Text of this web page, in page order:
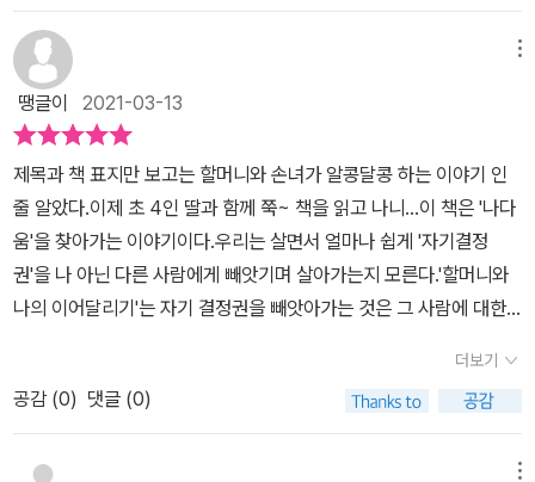
보고준호라는 친구가 ‘모나리자’라고 놀립니다.이 때 혜지 입장에서
조차 조금 과잉반응을 하는 것처럼 보이는초아가 준호에게 날카롭게
경고합니다.화장을 하건 말건 혜지 마음이라고요. 저도 여기까진 뭐
남학생들이 흔히 하는짓궂은 놀림 정도로 생각했는데요.하지만 준호
는 이전에도 집요하게 또래 여학생들에게 “여자는 화장을 하는 게 예
의”라는논리를 펼쳐 왔다고 합니다. 음.. 사실 저 역시 여기까지만 해
도가정교육 잘 못 받은 아이네!4,50대 꼰대 아저씨들이나 읊어댈 듯
한말을 초등학교 5학년 학생이 말하다니!이 정도로 생각하고 말았던
것 같아요.그만큼 저도 무디었던 것 같습니다.저 역시도 스스로 ‘최소
한의 화장은 예의’라고생각하기도 하는 것도 한 몫 했을 겁니다.그게
를 하지 않으면 자기 관리에 소홀하다는자기 비하를 하게 만드는 사
머니와 나의 이어달리기,폭력이라는 말에 더 깊이 이해하면서준호가
혜지에게 한 일들도 폭력이라 할 수 있기에우리가 모르고 지나가는
폭력들, 더 많은 생각을 낳게 해주네요. 혜지에 아빠에 모
습도 부모로서 다시금 생각해보게 했던 부분인데요.우리가 살아가면
서 불리함을 경험하게 될 수도 있는데,그럴 때마다 어떤 지혜가 필요
하게 될까요? 우리아이들에게 물려주고 싶지 않지만, 현실은 그렇지
못한 것이 늘 안타깝네요.혜지의 할머니와 엄마가 겪었던 일, 그리고
혜지에 일들을 차근히 살펴보게 되는데,가족을 위해서 희생을 해야만
했던 할머니 세대에 대한 이야기들을 지금에 우리 아이들이 어떻게
간이 많이 흘렀다해도 변하지 않고 지속되는 이유에 대해서도 함께
나누는 시간을 갖게 되었네요.학교생활에서도 어려움이 많이 일어나
게 되는데,혼자만에 일들이라고 고민하지 않고 서로 나누며 힘든 부
분에 대해서 위로와 용기를 받을 수 있는 시간으로뜻깊은 책이 되어
니와나의이어달리기할머니와 나의 이어달리기 책 속에는 할머니, 어
머니, 나로 이어지는 여성으로서의 삶, '여자는 이래야 한다.'라는 고
정관념이 폭력일 수 있다는 것을 소설 속 주인공인 혜지의 시선으로
남자친구들의 문제행동을 통해 사건 사고를 겪으며 과거에도 현재에
도 문제가 이어지고 있음을, 혜지가 사건을 해결하는 과정을 통해 어
른들을 이해하고 가족들이 화해하며 가족으로서 서로를 보듬는 이야
기들이 이어지고 있었다.사회에 만연한 여성비하, 언어폭력 등에 대
해서도 아이들과 서로 대화해보며 대처할 부분들에 대해서도 어렸을
때부터 이야기 해보기 좋은 책인 것 같습니다. 똑바로 마주할 수 있는
용기나다움을 찾아서 세상 밖으로 뛰어나가는 용기두렵지만 용기를
낸 할머니와 손녀의 이야기 #할머니와나의이어달리기 를 통해 우리
모두의 나다움을 찾는 용기를 찾아보기를 바랍니다. @woorischoo
땡글이 2021-03-13
제목과 책 표지만 보고는 할머니와 손녀가 알콩달콩 하는 이야기 인
줄 알았다.​이제 초 4인 딸과 함께 쭉~ 책을 읽고 나니...​이 책은 '나다
움'을 찾아가는 이야기이다.​우리는 살면서 얼마나 쉽게 '자기결정
권'을 나 아닌 다른 사람에게 빼앗기며 살아가는지 모른다.'할머니와
나의 이어달리기'는 자기 결정권을 빼앗아가는 것은 그 사람에 대한
출되어 있는지도 모른다.아이가 7살 때...그때는 이마를 다 덮게 앞머
리를 내린 스타일을 하고 있었는데...더위를 유난히 타는 아이라 여름
에 앞머리를 옆으로 꽉 묶은 후 뒷머리까지 다시 묶어서 시원하게 유
치원에 보낸 적이 있다.그런데, 같은 반 여자친구가 '너 앞머리 올리니
더보기
공감 (0) 댓글 (0)